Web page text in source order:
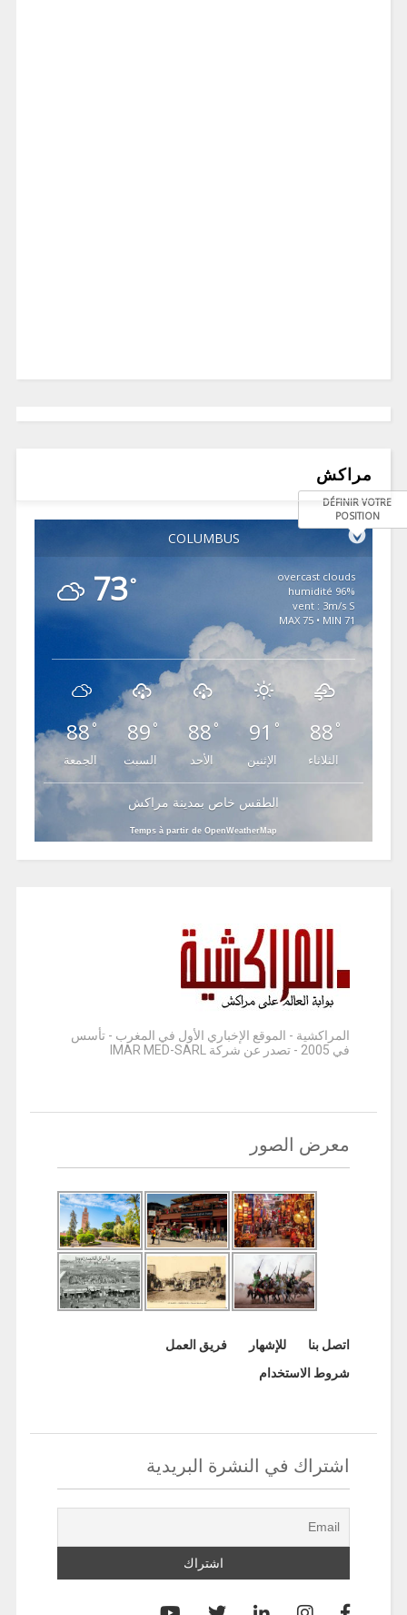
مراكش
COLUMBUS
DÉFINIR VOTRE
POSITION
73°
overcast clouds
96% humidité
vent : 3m/s S
MAX 75 • MIN 71
88°
الجمعة
89 °
السبت
88°
الأحد
91 °
الإثنين
88 °
الثلاثاء
الطقس خاص بمدينة مراكش
Temps à partir de OpenWeatherMap
المراكشية - الموقع الإخباري الأول في المغرب - تأسس
في 2005 - تصدر عن شركة IMAR MED-SARL
معرض الصور
اتصل بنا للإشهار
فريق العمل
شروط الاستخدام
اشتراك في النشرة البريدية